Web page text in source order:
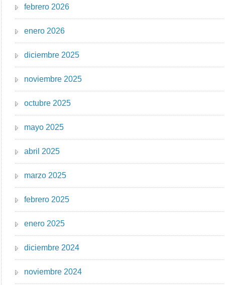
febrero 2026
enero 2026
diciembre 2025
noviembre 2025
octubre 2025
mayo 2025
abril 2025
marzo 2025
febrero 2025
enero 2025
diciembre 2024
noviembre 2024